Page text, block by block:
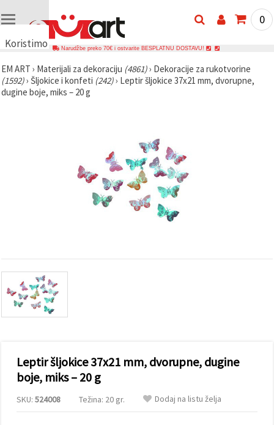
Koristimo
🍪
Koristimo
kolačiće i
prikazivali
oglase,
uključujući
uz pomoć
naših
Možete
pristati na
korištenje
kolačića
klikom na
0
Narudžbe preko 70€ i ostvarite BESPLATNU DOSTAVU!
EM ART › Materijali za dekoraciju (4861)› Dekoracije za rukotvorine
(1592)› Šljokice i konfeti (242)› Leptir šljokice 37x21 mm, dvorupne,
dugine boje, miks – 20 g
Leptir šljokice 37x21 mm, dvorupne, dugine
boje, miks – 20 g
SKU: 524008 Težina: 20 gr. Dodaj na listu želja